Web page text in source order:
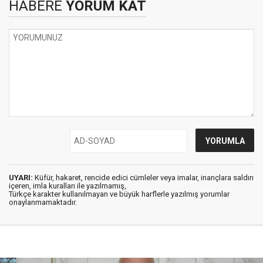
HABERE YORUM KAT
UYARI: Küfür, hakaret, rencide edici cümleler veya imalar, inançlara saldırı
içeren, imla kuralları ile yazılmamış,
Türkçe karakter kullanılmayan ve büyük harflerle yazılmış yorumlar
onaylanmamaktadır.